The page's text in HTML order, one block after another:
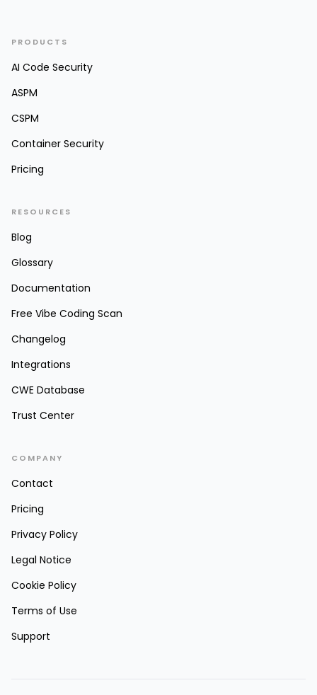
PRODUCTS
AI Code Security
ASPM
CSPM
Container Security
Pricing
RESOURCES
Blog
Glossary
Documentation
Free Vibe Coding Scan
Changelog
Integrations
CWE Database
Trust Center
COMPANY
Contact
Pricing
Privacy Policy
Legal Notice
Cookie Policy
Terms of Use
Support